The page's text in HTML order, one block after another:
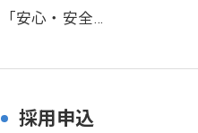
「安心・安全…
採用申込